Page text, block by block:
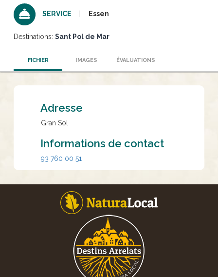
SERVICE Essen
Destinations: Sant Pol de Mar
FICHIER IMAGES ÉVALUATIONS
Adresse
Gran Sol
Informations de contact
93 760 00 51